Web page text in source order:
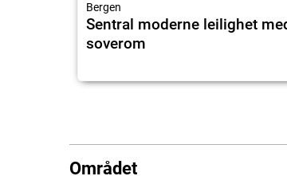
Bergen
Sentral moderne leilighet
soverom
Området